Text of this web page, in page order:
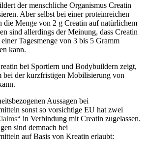
der menschliche Organismus Creatin
Aber selbst bei einer proteinreichen
die Menge von 2 g Creatin auf natürlichem
sind allerdings der Meinung, dass Creatin
Tagesmenge von 3 bis 5 Gramm
kann.
bei Sportlern und Bodybuildern zeigt,
bei der kurzfristigen Mobilisierung von
Aussagen bei
sonst so vorsichtige EU hat zwei
“ in Verbindung mit Creatin zugelassen.
sind demnach bei
auf Basis von Kreatin erlaubt: